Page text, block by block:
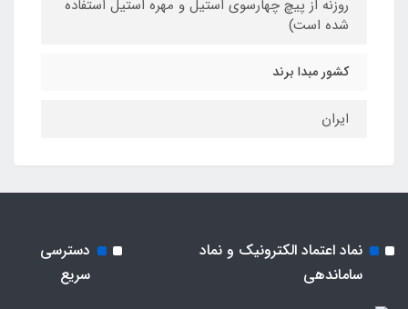
روزنه از پیچ چهارسوی استیل و مهره استیل استفاده
شده است)
کشور مبدا برند
ایران
نماد اعتماد الکترونیک و نماد
ساماندهی
دسترسی
سریع